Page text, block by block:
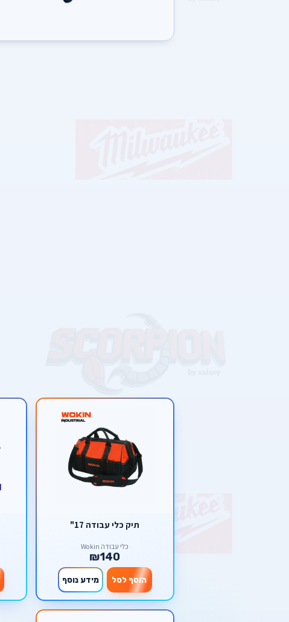
תיק כלי עבודה 17"
כלי עבודה Wokin
₪140
הוסף לסל מידע נוסף